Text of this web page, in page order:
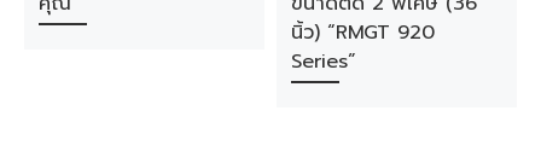
นิ้ว) “RMGT 920
Series”